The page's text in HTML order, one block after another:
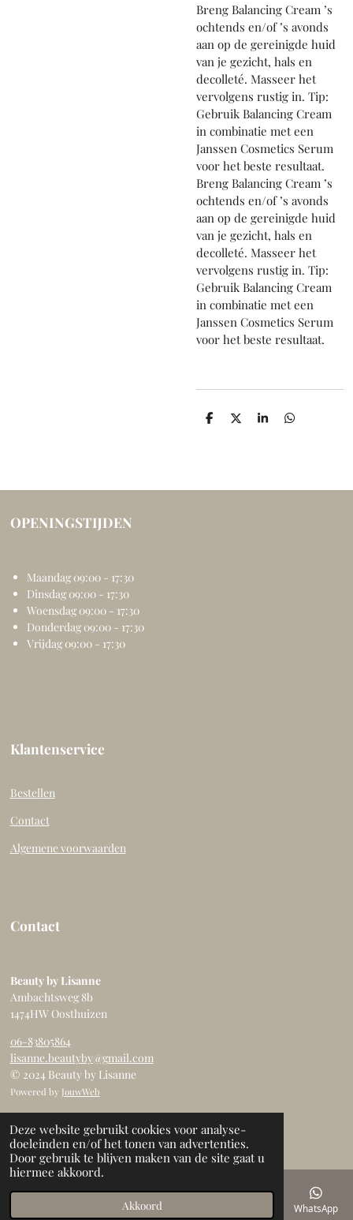
Deze website gebruikt cookies voor analyse-
doeleinden en/of het tonen van advertenties.
Door gebruik te blijven maken van de site gaat u
hiermee akkoord.
Akkoord
Breng Balancing Cream ’s
ochtends en/of ’s avonds
aan op de gereinigde huid
van je gezicht, hals en
decolleté. Masseer het
vervolgens rustig in. Tip:
Gebruik Balancing Cream
in combinatie met een
Janssen Cosmetics Serum
voor het beste resultaat.
Breng Balancing Cream ’s
ochtends en/of ’s avonds
aan op de gereinigde huid
van je gezicht, hals en
decolleté. Masseer het
vervolgens rustig in. Tip:
Gebruik Balancing Cream
in combinatie met een
Janssen Cosmetics Serum
voor het beste resultaat.
D
D
S
D
OPENINGSTIJDEN
Maandag 09:00 - 17:30
Dinsdag 09:00 - 17:30
Woensdag 09:00 - 17:30
Donderdag 09:00 - 17:30
Vrijdag 09:00 - 17:30
Klantenservice
Bestellen
Contact
Algemene voorwaarden
Contact
Beauty by Lisanne
Ambachtsweg 8b
1474HW Oosthuizen
06-83805864
lisanne.beautyby@gmail.com
© 2024 Beauty by Lisanne
Powered by JouwWeb
Telefoonnummer WhatsApp